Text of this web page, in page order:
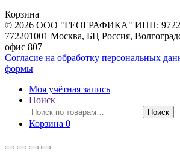
Корзина
© 2026 ООО "ГЕОГРАФИКА" ИНН:
772201001 Москва, БЦ Россия,
офис 807
Согласие на обработку персональных
формы
Моя учётная запись
Поиск
Искать:
Поиск
Корзина 0